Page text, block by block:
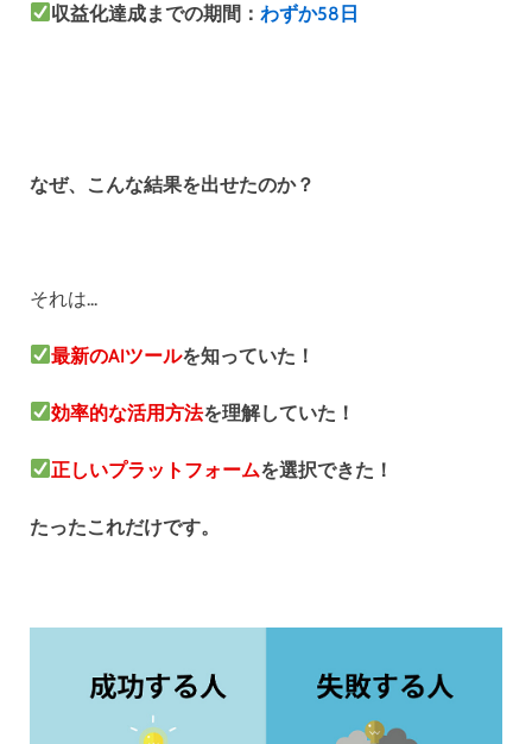
収益化達成までの期間：わずか58日
なぜ、こんな結果を出せたのか？
それは...
最新のAIツールを知っていた！
効率的な活用方法を理解していた！
正しいプラットフォームを選択できた！
たったこれだけです。